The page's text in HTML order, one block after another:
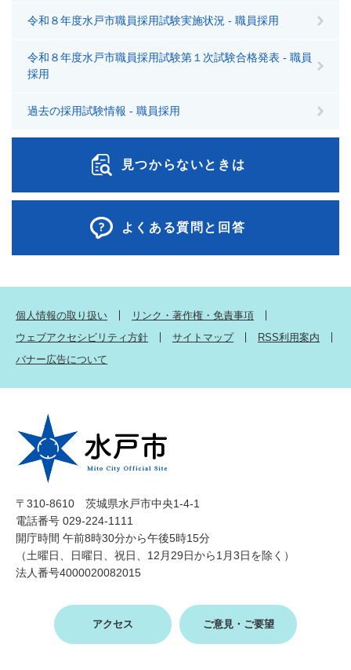
令和８年度水戸市職員採用試験実施状況 - 職員採用
令和８年度水戸市職員採用試験第１次試験合格発表 - 職員
採用
過去の採用試験情報 - 職員採用
見つからないときは
よくある質問と回答
個人情報の取り扱い
リンク・著作権・免責事項
ウェブアクセシビリティ方針
サイトマップ
RSS利用案内
バナー広告について
〒310-8610 茨城県水戸市中央1-4-1
電話番号 029-224-1111
開庁時間 午前8時30分から午後5時15分
（土曜日、日曜日、祝日、12月29日から1月3日を除く）
法人番号4000020082015
アクセス ご意見・ご要望